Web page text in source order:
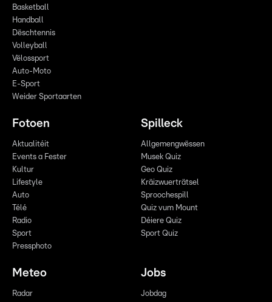
Basketball
Handball
Dëschtennis
Volleyball
Vëlossport
Auto-Moto
E-Sport
Weider Sportaarten
Fotoen
Aktualitéit
Events a Fester
Kultur
Lifestyle
Auto
Télé
Radio
Sport
Pressphoto
Spilleck
Allgemengwëssen
Musek Quiz
Geo Quiz
Kräizwuerträtsel
Sproochespill
Quiz vum Mount
Déiere Quiz
Sport Quiz
Meteo
Radar
Jobs
Jobdag